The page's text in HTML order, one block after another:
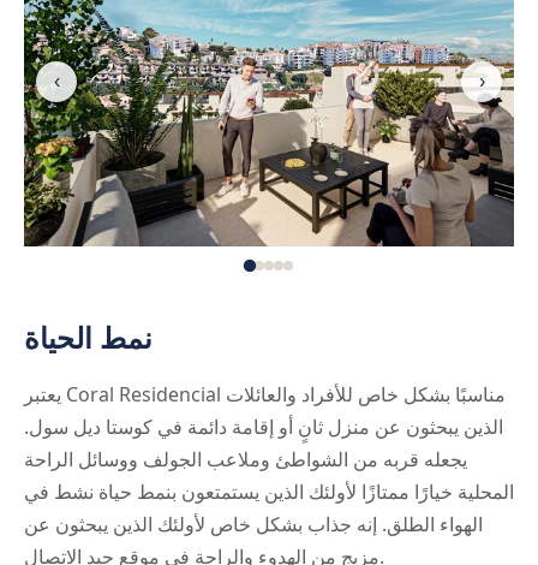
نمط الحياة
يعتبر Coral Residencial مناسبًا بشكل خاص للأفراد والعائلات
الذين يبحثون عن منزل ثانٍ أو إقامة دائمة في كوستا ديل سول.
يجعله قربه من الشواطئ وملاعب الجولف ووسائل الراحة
المحلية خيارًا ممتازًا لأولئك الذين يستمتعون بنمط حياة نشط في
الهواء الطلق. إنه جذاب بشكل خاص لأولئك الذين يبحثون عن
مزيج من الهدوء والراحة في موقع جيد الاتصال.
‹ ›